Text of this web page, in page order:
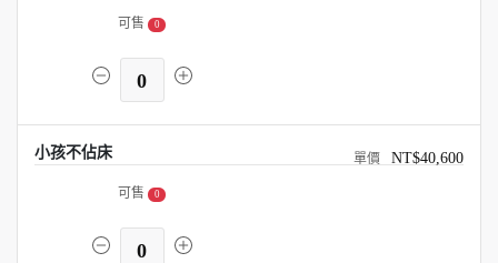
可售 0
0
小孩不佔床 NT$40,600
可售 0
0